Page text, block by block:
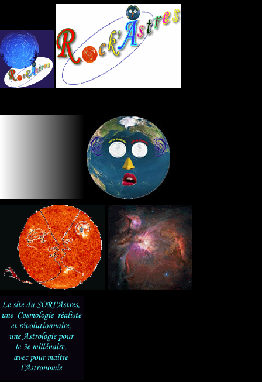
Panneau de gestion des cookies